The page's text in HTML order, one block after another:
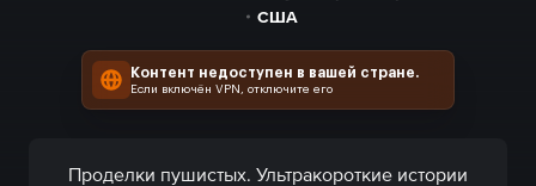
США
Контент недоступен в вашей стране.
Если включён VPN, отключите его
Проделки пушистых. Ультракороткие истории